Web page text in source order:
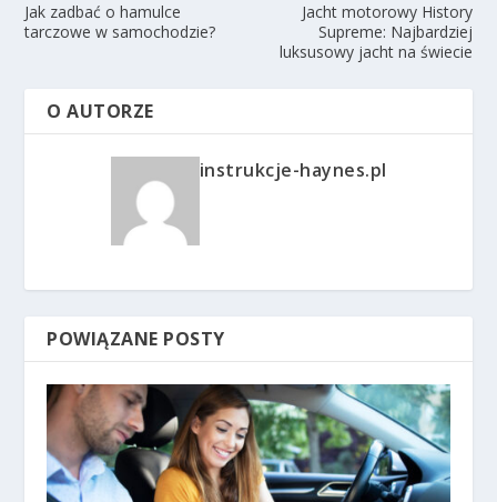
Jak zadbać o hamulce
tarczowe w samochodzie?
Jacht motorowy History
Supreme: Najbardziej
luksusowy jacht na świecie
O AUTORZE
instrukcje-haynes.pl
POWIĄZANE POSTY